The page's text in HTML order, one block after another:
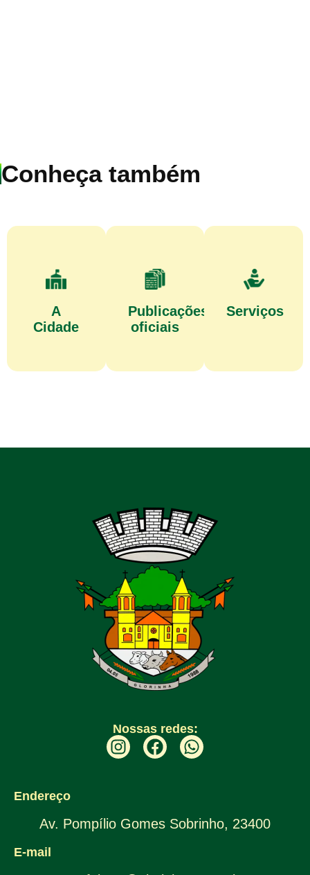
Conheça também
A
Cidade
Publicações
oficiais
Serviços
Nossas redes:
Endereço
Av. Pompílio Gomes Sobrinho, 23400
E-mail